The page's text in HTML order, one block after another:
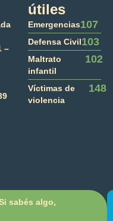
–
útiles
Emergencias107
Defensa Civil103
Maltrato
infantil
102
Víctimas de
violencia
148
sabés algo,